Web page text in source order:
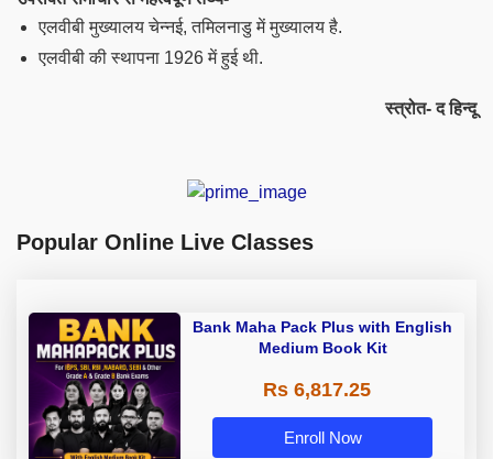
एलवीबी मुख्यालय चेन्नई, तमिलनाडु में मुख्यालय है.
एलवीबी की स्थापना 1926 में हुई थी.
स्त्रोत- द हिन्दू
Popular Online Live Classes
Bank Maha Pack Plus with English
Medium Book Kit
Rs 6,817.25
Enroll Now